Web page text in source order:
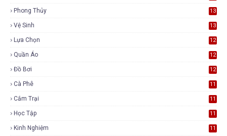
Phong Thủy 13
Vệ Sinh 13
Lựa Chọn 12
Quần Áo 12
Đồ Bơi 12
Cà Phê 11
Cắm Trại 11
Học Tập 11
Kinh Nghiệm 11